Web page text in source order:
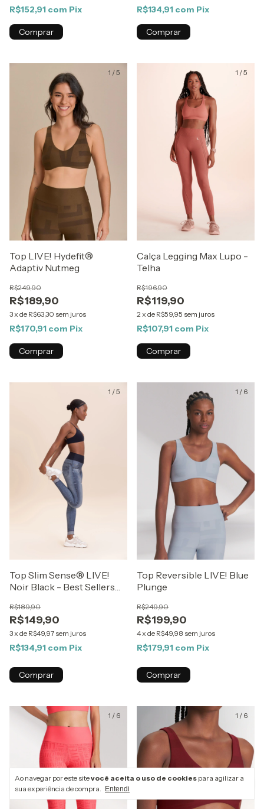
Ao navegar por este sitevocê aceita o uso de cookies para agilizar a
sua experiência de compra.
Entendi
R$152,91 com Pix
Comprar
R$134,91 com Pix
Comprar
1 /5
Top LIVE! Hydefit®
Adaptiv Nutmeg
R$189,90
R$249,90
3x de R$63,30 sem juros
R$170,91 com Pix
Comprar
1 /5
Calça Legging Max Lupo -
Telha
R$119,90
R$196,90
2 x de R$59,95 sem juros
R$107,91 com Pix
Comprar
1 /5
Top Slim Sense® LIVE!
Noir Black - Best Sellers
R$149,90
R$189,90
3x de R$49,97 sem juros
R$134,91 com Pix
Comprar
1 / 6
Top Reversible LIVE! Blue
Plunge
R$199,90
R$249,90
4x de R$49,98 sem juros
R$179,91 com Pix
Comprar
1 / 6 1 / 6